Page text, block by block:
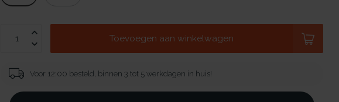
Toevoegen aan winkelwagen
Voor 12:00 besteld, binnen 3 tot 5 werkdagen in huis!